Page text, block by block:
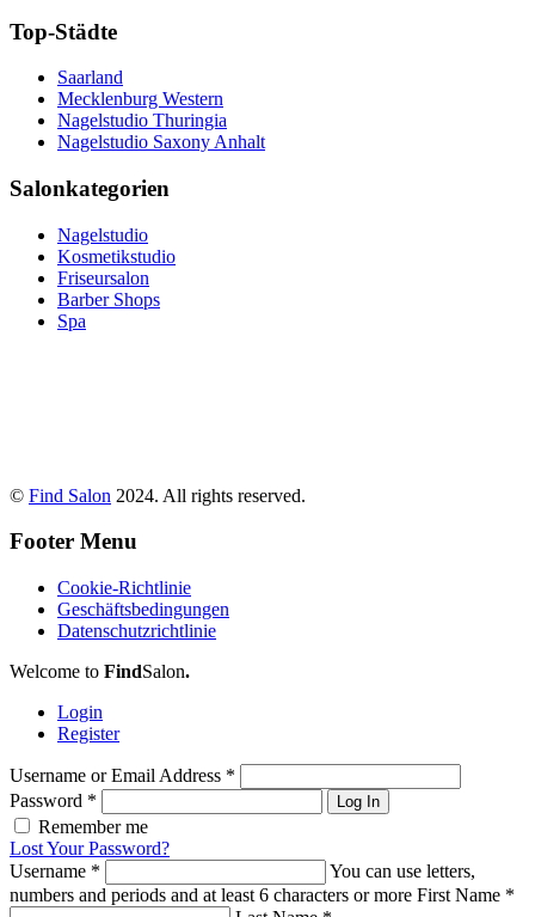
Top-Städte
Saarland
Mecklenburg Western
Nagelstudio Thuringia
Nagelstudio Saxony Anhalt
Salonkategorien
Nagelstudio
Kosmetikstudio
Friseursalon
Barber Shops
Spa
© Find Salon 2024. All rights reserved.
Footer Menu
Cookie-Richtlinie
Geschäftsbedingungen
Datenschutzrichtlinie
Welcome to FindSalon.
Login
Register
Username or Email Address *
Password * Log In
Remember me
Lost Your Password?
Username *
You can use letters,
numbers and periods and at least 6 characters or more First Name *